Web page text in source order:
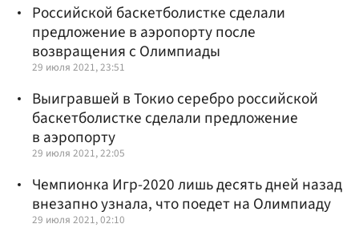
Российской баскетболистке сделали
предложение в аэропорту после
возвращения с Олимпиады
29 июля 2021, 23:51
Выигравшей в Токио серебро российской
баскетболистке сделали предложение
в аэропорту
29 июля 2021, 22:05
Чемпионка Игр-2020 лишь десять дней назад
внезапно узнала, что поедет на Олимпиаду
29 июля 2021, 02:10